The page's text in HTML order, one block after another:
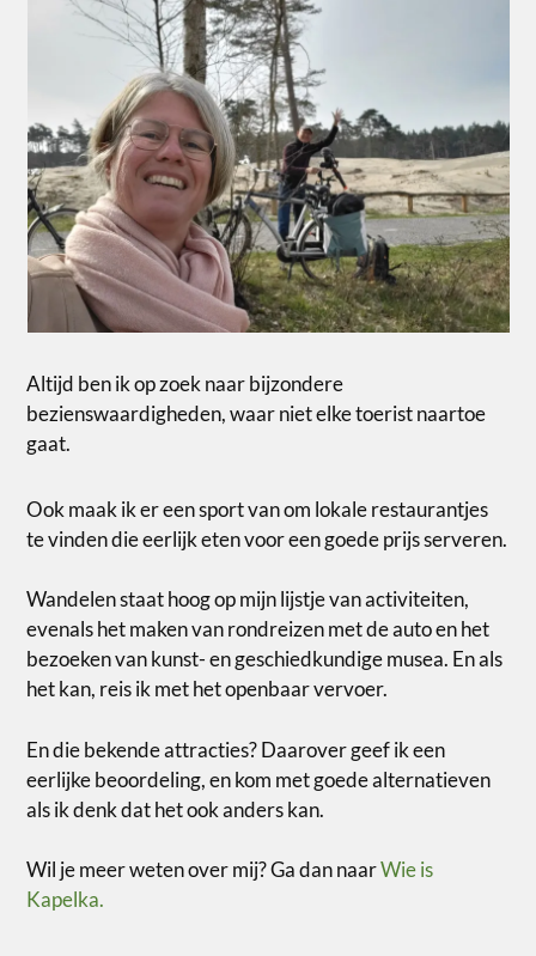
Altijd ben ik op zoek naar bijzondere
bezienswaardigheden, waar niet elke toerist naartoe
gaat.
Ook maak ik er een sport van om lokale restaurantjes
te vinden die eerlijk eten voor een goede prijs serveren.
Wandelen staat hoog op mijn lijstje van activiteiten,
evenals het maken van rondreizen met de auto en het
bezoeken van kunst- en geschiedkundige musea. En als
het kan, reis ik met het openbaar vervoer.
En die bekende attracties? Daarover geef ik een
eerlijke beoordeling, en kom met goede alternatieven
als ik denk dat het ook anders kan.
Wil je meer weten over mij? Ga dan naarWie is
Kapelka.